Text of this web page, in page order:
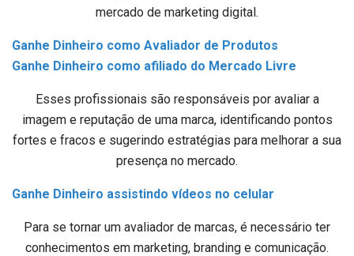
mercado de marketing digital.
Ganhe Dinheiro como Avaliador de Produtos
Ganhe Dinheiro como afiliado do Mercado Livre
Esses profissionais são responsáveis por avaliar a
imagem e reputação de uma marca, identificando pontos
fortes e fracos e sugerindo estratégias para melhorar a sua
presença no mercado.
Ganhe Dinheiro assistindo vídeos no celular
Para se tornar um avaliador de marcas, é necessário ter
conhecimentos em marketing, branding e comunicação.